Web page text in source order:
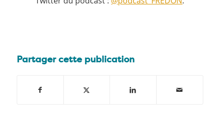
Partager cette publication